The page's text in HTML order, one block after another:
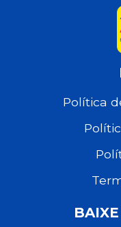
Política